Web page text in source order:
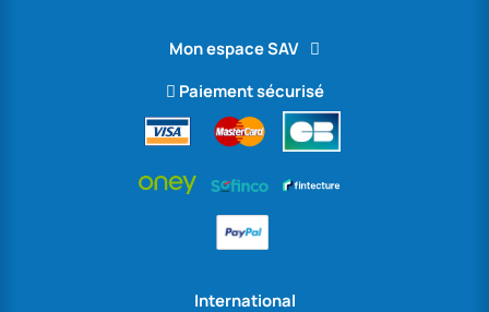
Mon espace SAV
Paiement sécurisé
International